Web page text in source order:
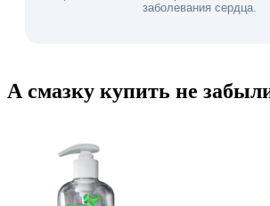
заболевания сердца.
А смазку купить не